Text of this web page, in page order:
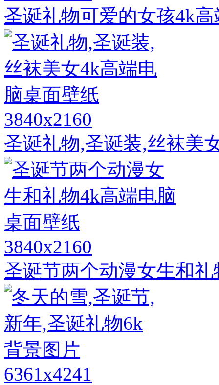
圣诞礼物可爱的女孩4k
3840x2160
圣诞礼物,圣诞装,丝袜美
3840x2160
圣诞节两个动漫女生和
6361x4241